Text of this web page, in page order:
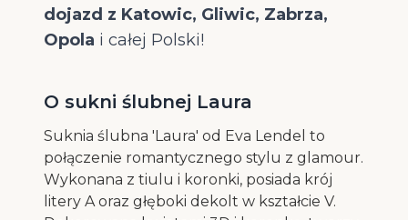
dojazd z Katowic, Gliwic, Zabrza,
Opola i całej Polski!
O sukni ślubnej Laura
Suknia ślubna 'Laura' od Eva Lendel to
połączenie romantycznego stylu z glamour.
Wykonana z tiulu i koronki, posiada krój
litery A oraz głęboki dekolt w kształcie V.